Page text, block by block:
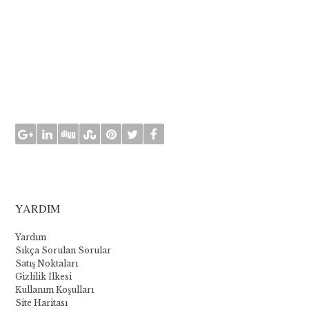
YARDIM
Yardım
Sıkça Sorulan Sorular
Satış Noktaları
Gizlilik İlkesi
Kullanım Koşulları
Site Haritası